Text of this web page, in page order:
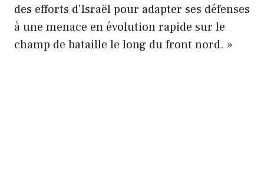
des efforts d’Israël pour adapter ses défenses
à une menace en évolution rapide sur le
champ de bataille le long du front nord. »